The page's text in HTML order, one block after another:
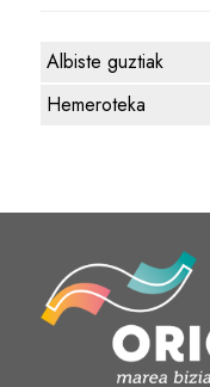
Albiste guztiak
Hemeroteka